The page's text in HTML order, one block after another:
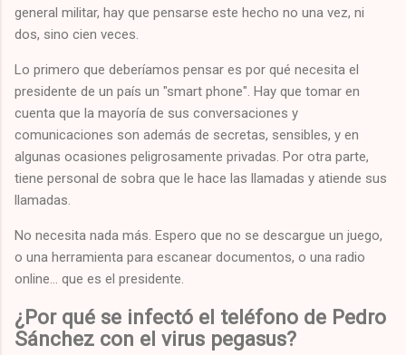
general militar, hay que pensarse este hecho no una vez, ni
dos, sino cien veces.
Lo primero que deberíamos pensar es por qué necesita el
presidente de un país un "smart phone". Hay que tomar en
cuenta que la mayoría de sus conversaciones y
comunicaciones son además de secretas, sensibles, y en
algunas ocasiones peligrosamente privadas. Por otra parte,
tiene personal de sobra que le hace las llamadas y atiende sus
llamadas.
No necesita nada más. Espero que no se descargue un juego,
o una herramienta para escanear documentos, o una radio
online... que es el presidente.
¿Por qué se infectó el teléfono de Pedro
Sánchez con el virus pegasus?